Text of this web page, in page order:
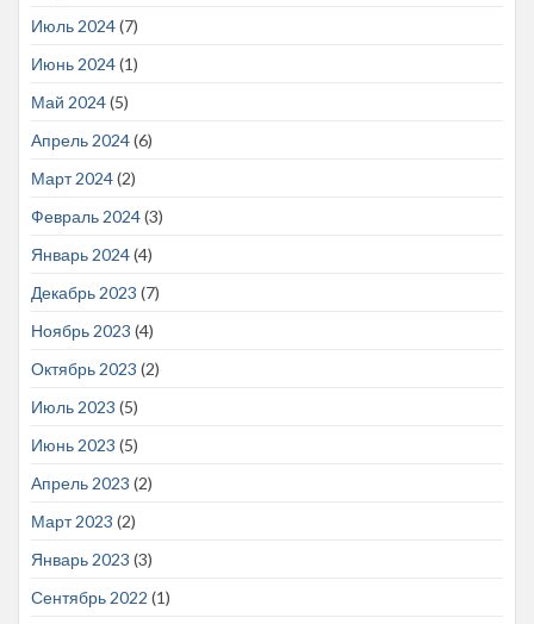
Июль 2024(7)
Июнь 2024(1)
Май 2024(5)
Апрель 2024(6)
Март 2024(2)
Февраль 2024(3)
Январь 2024(4)
Декабрь 2023 (7)
Ноябрь 2023 (4)
Октябрь 2023 (2)
Июль 2023 (5)
Июнь 2023 (5)
Апрель 2023 (2)
Март 2023 (2)
Январь 2023 (3)
Сентябрь 2022 (1)